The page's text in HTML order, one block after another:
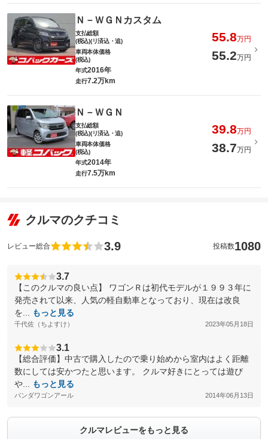
Ｎ－ＷＧＮカスタム
支払総額
(税込)(リ済込・追)
55.8万円
車両本体価格
(税込)
55.2万円
年式2016年
走行7.2万km
Ｎ－ＷＧＮ
支払総額
(税込)(リ済込・追)
39.8万円
車両本体価格
(税込)
38.7万円
年式2014年
走行7.5万km
クルマのクチコミ
レビュー総合 3.9 投稿数1080
3.7
【このクルマの良い点】 ワゴンＲは初代モデルが１９９３年に
発売されて以来、人気の軽自動車となっており、現在は改良
を...
もっと見る
千代佐（ちよすけ） 2023年05月18日
3.1
【総合評価】中古で購入したので乗り始めから室内はよく距離
数にしては安かつたと思います。 クルマ好きにとっては遊び
や...
もっと見る
パンダワゴンアール 2014年06月13日
クルマレビューをもっと見る